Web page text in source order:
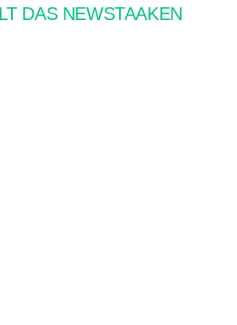
DAS NEWSTAAKEN